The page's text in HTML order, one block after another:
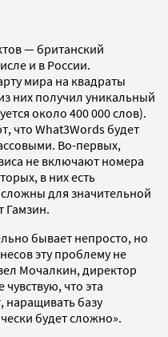
— британский
и в России.
мира на квадраты
них получил уникальный
около 400 000 слов).
что What3Words будет
Во-первых,
не включают номера
в них есть
для значительной
Гамзин.
бывает непросто, но
эту проблему не
Мочалкин, директор
что эта
наращивать базу
будет сложно».